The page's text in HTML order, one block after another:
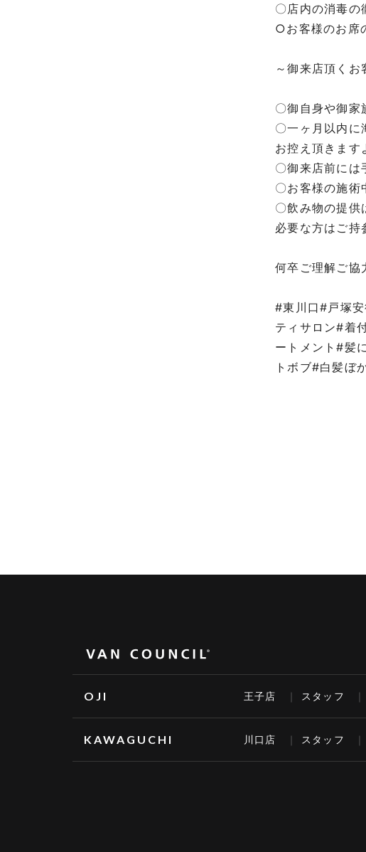
〇店内の消毒の
○お客様のお席
～御来店頂くお
〇御自身や御家
〇一ヶ月以内に
お控え頂きます
〇御来店前には
〇お客様の施術
〇飲み物の提供
必要な方はご持
何卒ご理解ご協
#東川口#戸塚
ティサロン#着
ートメント#髪
トボブ#白髪ぼ
OJI 王子店 スタッフ
KAWAGUCHI 川口店 スタッフ